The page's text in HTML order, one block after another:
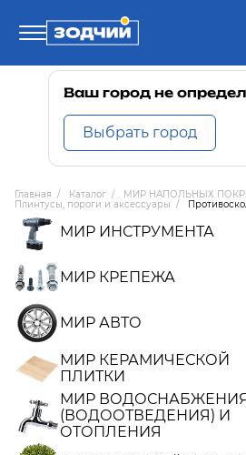
Телефоны
8 800 100-71-71
8 (4242) 30-00-27
8 (4242) 30-00-72
Ваш город не
Выбрать город
Главная / Каталог / МИР НАПОЛЬНЫХ
Плинтусы, пороги и аксессуары /
МИР ИНСТРУМЕНТА
МИР КРЕПЕЖА
МИР АВТО
МИР КЕРАМИЧЕСКОЙ
ПЛИТКИ
МИР
(ВОДООТВЕДЕНИЯ) И
ОТОПЛЕНИЯ